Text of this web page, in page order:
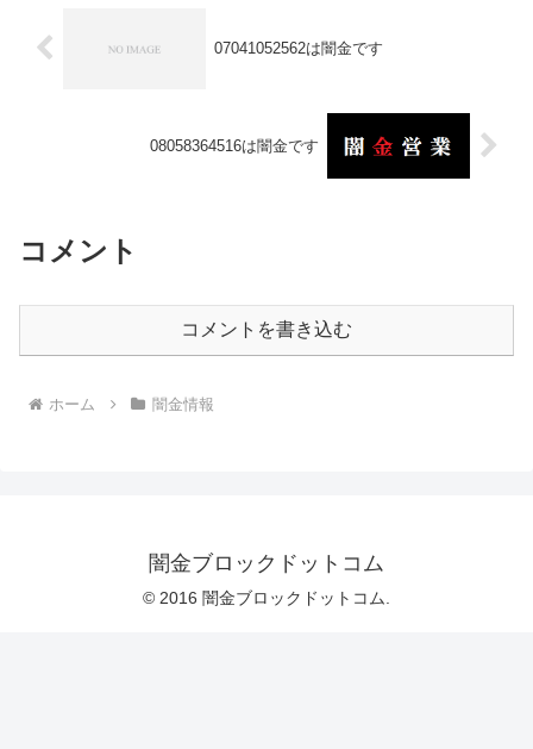
07041052562は闇金です
08058364516は闇金です
コメント
コメントを書き込む
ホーム 闇金情報
闇金ブロックドットコム
© 2016 闇金ブロックドットコム.